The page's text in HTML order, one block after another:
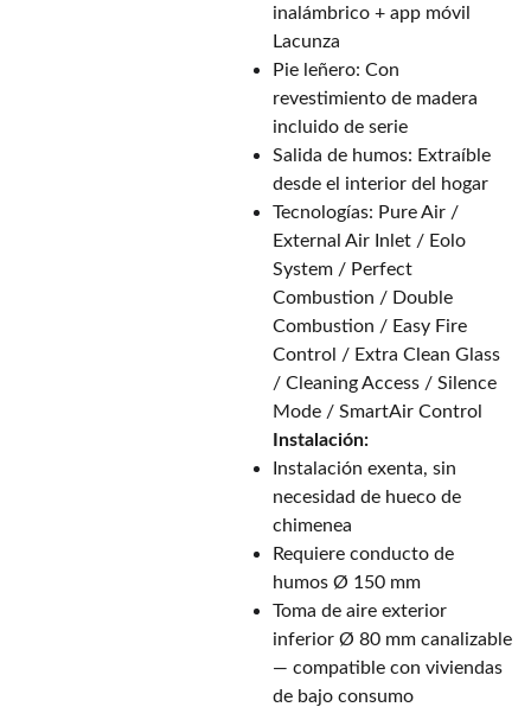
inalámbrico + app móvil
Lacunza
Pie leñero: Con
revestimiento de madera
incluido de serie
Salida de humos: Extraíble
desde el interior del hogar
Tecnologías: Pure Air /
External Air Inlet / Eolo
System / Perfect
Combustion / Double
Combustion / Easy Fire
Control / Extra Clean Glass
/ Cleaning Access / Silence
Mode / SmartAir Control
Instalación:
Instalación exenta, sin
necesidad de hueco de
chimenea
Requiere conducto de
humos Ø 150 mm
Toma de aire exterior
inferior Ø 80 mm canalizable
— compatible con viviendas
de bajo consumo